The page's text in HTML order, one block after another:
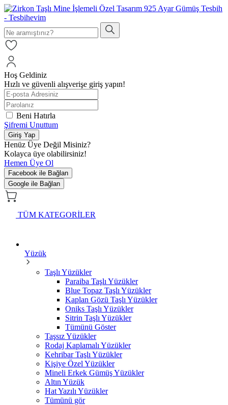
Hoş Geldiniz
Hızlı ve güvenli alışverişe giriş yapın!
Beni Hatırla
Şifremi Unuttum
Giriş Yap
Henüz Üye Değil Misiniz?
Kolayca üye olabilirsiniz!
Hemen Üye Ol
Facebook ile Bağlan
Google ile Bağlan
TÜM KATEGORİLER
Yüzük
Taşlı Yüzükler
Paraiba Taşlı Yüzükler
Blue Topaz Taşlı Yüzükler
Kaplan Gözü Taşlı Yüzükler
Oniks Taşlı Yüzükler
Sitrin Taşlı Yüzükler
Tümünü Göster
Taşsız Yüzükler
Rodaj Kaplamalı Yüzükler
Kehribar Taşlı Yüzükler
Kişiye Özel Yüzükler
Mineli Erkek Gümüş Yüzükler
Altın Yüzük
Hat Yazılı Yüzükler
Tümünü gör